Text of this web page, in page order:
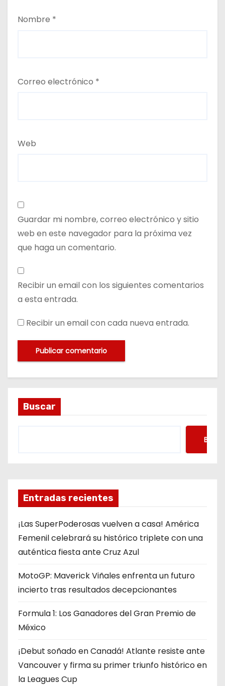
Nombre *
Correo electrónico *
Web
Guardar mi nombre, correo electrónico y sitio
web en este navegador para la próxima vez
que haga un comentario.
Recibir un email con los siguientes comentarios
a esta entrada.
Recibir un email con cada nueva entrada.
Buscar
Entradas recientes
¡Las SuperPoderosas vuelven a casa! América
Femenil celebrará su histórico triplete con una
auténtica fiesta ante Cruz Azul
MotoGP: Maverick Viñales enfrenta un futuro
incierto tras resultados decepcionantes
Formula 1: Los Ganadores del Gran Premio de
México
¡Debut soñado en Canadá! Atlante resiste ante
Vancouver y firma su primer triunfo histórico en
la Leagues Cup